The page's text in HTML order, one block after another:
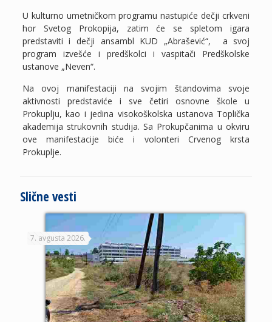
U kulturno umetničkom programu nastupiće dečji crkveni
hor Svetog Prokopija, zatim će se spletom igara
predstaviti i dečji ansambl KUD „Abrašević“, a svoj
program izvešće i predškolci i vaspitači Predškolske
ustanove „Neven“.
Na ovoj manifestaciji na svojim štandovima svoje
aktivnosti predstaviće i sve četiri osnovne škole u
Prokuplju, kao i jedina visokoškolska ustanova Toplička
akademija strukovnih studija. Sa Prokupčanima u okviru
ove manifestacije biće i volonteri Crvenog krsta
Prokuplje.
Slične vesti
7. avgusta 2026.